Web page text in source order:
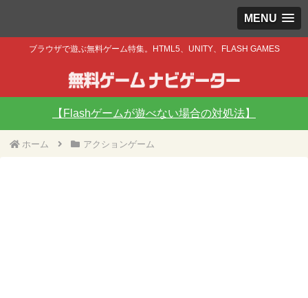
MENU
ブラウザで遊ぶ無料ゲーム特集。HTML5、UNITY、FLASH GAMES
【Flashゲームが遊べない場合の対処法】
ホーム アクションゲーム